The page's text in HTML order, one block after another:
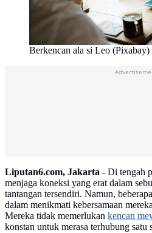
Berkencan ala si Leo (Pixabay)
Liputan6.com, Jakarta - Di tengah
menjaga koneksi yang erat dalam
tantangan tersendiri. Namun,
dalam menikmati kebersamaan
Mereka tidak memerlukan kencan
konstan untuk merasa terhubung satu